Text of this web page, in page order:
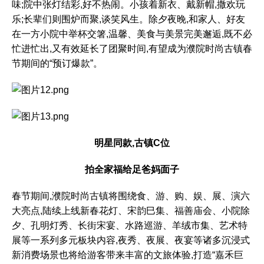
味;院中张灯结彩,好不热闹。小孩着新衣、戴新帽,撒欢玩
乐;长辈们则围炉而聚,谈笑风生。除夕夜晚,和家人、好友
在一方小院中举杯交箸,温馨、美食与美景完美邂逅,既不必
忙进忙出,又有效延长了团聚时间,有望成为濮院时尚古镇春
节期间的“预订爆款”。
明星同款,古镇C位
拍全家福给足爸妈面子
春节期间,濮院时尚古镇将围绕食、游、购、娱、展、演六
大亮点,陆续上线新春花灯、宋韵巳集、福善庙会、小院除
夕、孔明灯秀、长街宋宴、水路巡游、羊绒市集、艺术特
展等一系列多元板块内容,夜秀、夜展、夜宴等诸多沉浸式
新消费场景也将给游客带来丰富的文旅体验,打造“嘉禾巨